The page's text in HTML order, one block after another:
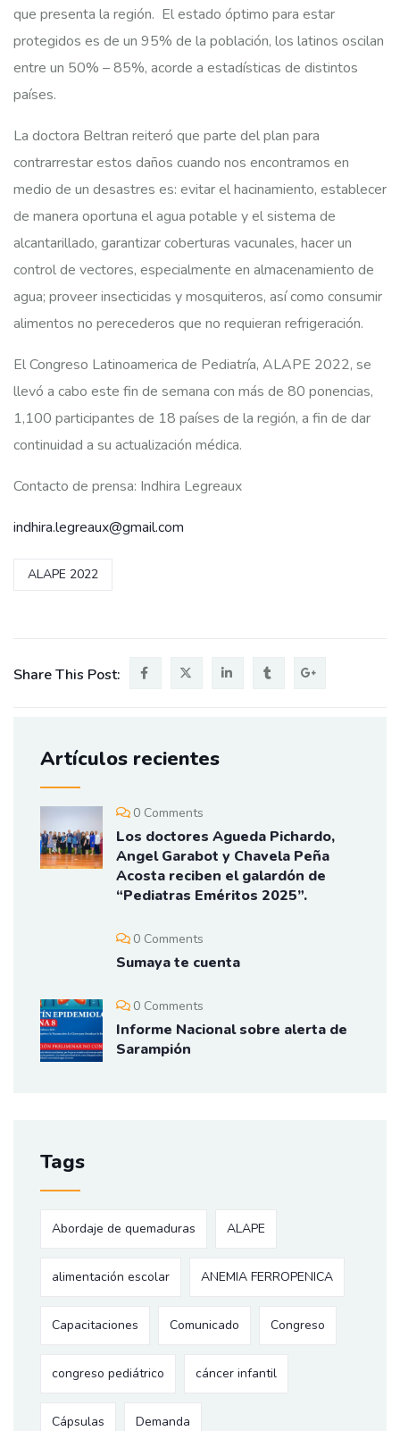
que presenta la región. El estado óptimo para estar
protegidos es de un 95% de la población, los latinos oscilan
entre un 50% – 85%, acorde a estadísticas de distintos
países.
La doctora Beltran reiteró que parte del plan para
contrarrestar estos daños cuando nos encontramos en
medio de un desastres es: evitar el hacinamiento, establecer
de manera oportuna el agua potable y el sistema de
alcantarillado, garantizar coberturas vacunales, hacer un
control de vectores, especialmente en almacenamiento de
agua; proveer insecticidas y mosquiteros, así como consumir
alimentos no perecederos que no requieran refrigeración.
El Congreso Latinoamerica de Pediatría, ALAPE 2022, se
llevó a cabo este fin de semana con más de 80 ponencias,
1,100 participantes de 18 países de la región, a fin de dar
continuidad a su actualización médica.
Contacto de prensa: Indhira Legreaux
indhira.legreaux@gmail.com
ALAPE 2022
Share This Post:
Artículos recientes
0 Comments
Los doctores Agueda Pichardo,
Angel Garabot y Chavela Peña
Acosta reciben el galardón de
“Pediatras Eméritos 2025”.
0 Comments
Sumaya te cuenta
0 Comments
Informe Nacional sobre alerta de
Sarampión
Tags
Abordaje de quemaduras ALAPE
alimentación escolar ANEMIA FERROPENICA
Capacitaciones Comunicado Congreso
congreso pediátrico cáncer infantil
Cápsulas Demanda